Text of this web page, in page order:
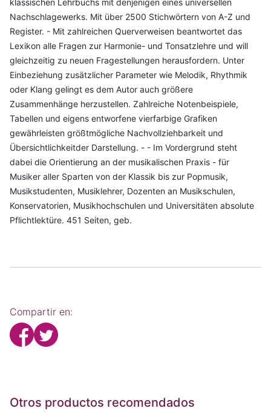
klassischen Lehrbuchs mit denjenigen eines universellen
Nachschlagewerks. Mit über 2500 Stichwörtern von A-Z und
Register. - Mit zahlreichen Querverweisen beantwortet das
Lexikon alle Fragen zur Harmonie- und Tonsatzlehre und will
gleichzeitig zu neuen Fragestellungen herausfordern. Unter
Einbeziehung zusätzlicher Parameter wie Melodik, Rhythmik
oder Klang gelingt es dem Autor auch größere
Zusammenhänge herzustellen. Zahlreiche Notenbeispiele,
Tabellen und eigens entworfene vierfarbige Grafiken
gewährleisten größtmögliche Nachvollziehbarkeit und
Übersichtlichkeitder Darstellung. - - Im Vordergrund steht
dabei die Orientierung an der musikalischen Praxis - für
Musiker aller Sparten von der Klassik bis zur Popmusik,
Musikstudenten, Musiklehrer, Dozenten an Musikschulen,
Konservatorien, Musikhochschulen und Universitäten absolute
Pflichtlektüre. 451 Seiten, geb.
Compartir en:
Otros productos recomendados